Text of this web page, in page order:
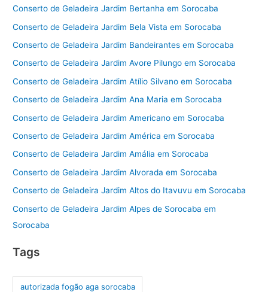
Conserto de Geladeira Jardim Bertanha em Sorocaba
Conserto de Geladeira Jardim Bela Vista em Sorocaba
Conserto de Geladeira Jardim Bandeirantes em Sorocaba
Conserto de Geladeira Jardim Avore Pilungo em Sorocaba
Conserto de Geladeira Jardim Atílio Silvano em Sorocaba
Conserto de Geladeira Jardim Ana Maria em Sorocaba
Conserto de Geladeira Jardim Americano em Sorocaba
Conserto de Geladeira Jardim América em Sorocaba
Conserto de Geladeira Jardim Amália em Sorocaba
Conserto de Geladeira Jardim Alvorada em Sorocaba
Conserto de Geladeira Jardim Altos do Itavuvu em Sorocaba
Conserto de Geladeira Jardim Alpes de Sorocaba em
Sorocaba
Tags
autorizada fogão aga sorocaba